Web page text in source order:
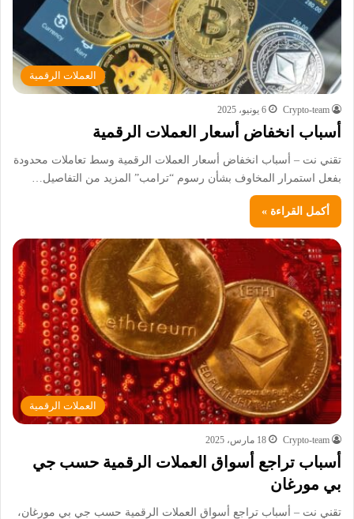
العملات الرقمية
Crypto-team 6 يونيو، 2025
أسباب انخفاض أسعار العملات الرقمية
تقني نت – أسباب انخفاض أسعار العملات الرقمية وسط تعاملات محدودة
بفعل استمرار المخاوف بشأن رسوم “ترامب” المزيد من التفاصيل…
أكمل القراءة »
العملات الرقمية
Crypto-team 18 مارس، 2025
أسباب تراجع أسواق العملات الرقمية حسب جي
بي مورغان
تقني نت – أسباب تراجع أسواق العملات الرقمية حسب جي بي مورغان،